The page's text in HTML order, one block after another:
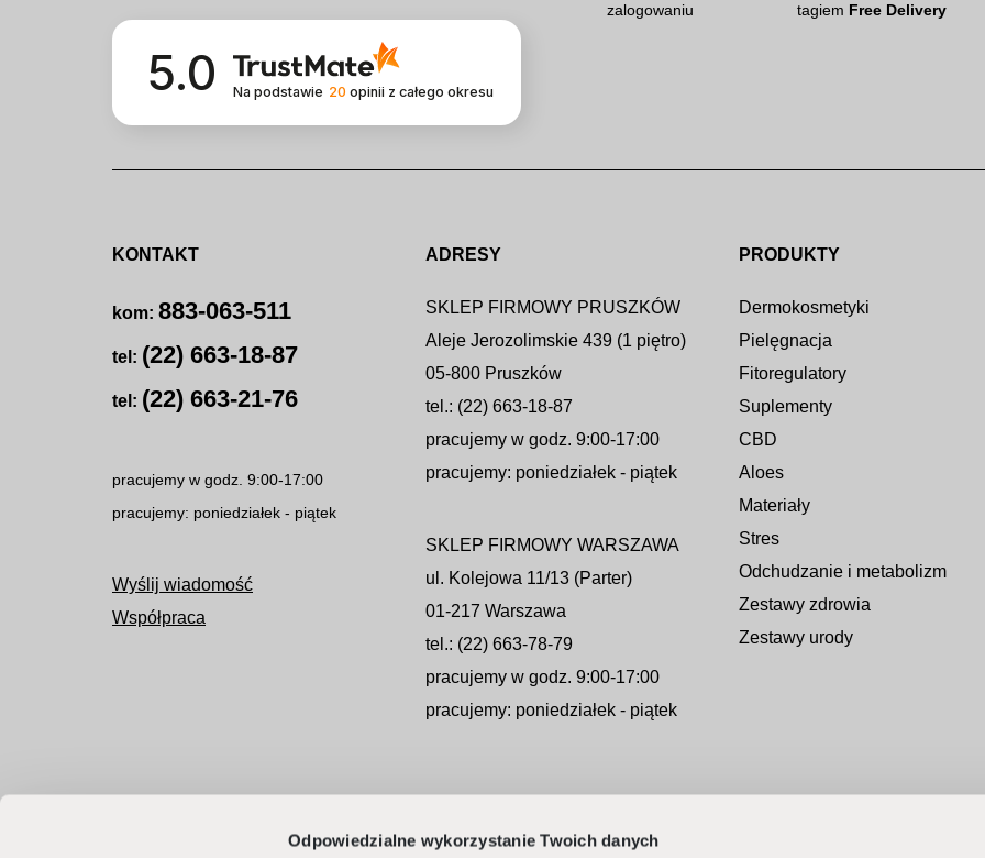
Odpowiedzialne wykorzystanie Twoich danych
5.0 Na podstawie 20 opinii z całego okresu
zalogowaniu
tagiem Free Delivery
KONTAKT
kom: 883-063-511
tel: (22) 663-18-87
tel: (22) 663-21-76
pracujemy w godz. 9:00-17:00
pracujemy: poniedziałek - piątek
Wyślij wiadomość
Współpraca
ADRESY
SKLEP FIRMOWY PRUSZKÓW
Aleje Jerozolimskie 439 (1 piętro)
05-800 Pruszków
tel.: (22) 663-18-87
pracujemy w godz. 9:00-17:00
pracujemy: poniedziałek - piątek
SKLEP FIRMOWY WARSZAWA
ul. Kolejowa 11/13 (Parter)
01-217 Warszawa
tel.: (22) 663-78-79
pracujemy w godz. 9:00-17:00
pracujemy: poniedziałek - piątek
PRODUKTY
Dermokosmetyki
Pielęgnacja
Fitoregulatory
Suplementy
CBD
Aloes
Materiały
Stres
Odchudzanie i metabolizm
Zestawy zdrowia
Zestawy urody